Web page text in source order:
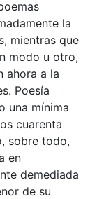
la
mientras que
modo u otro,
ahora a la
Poesía
una mínima
cuarenta
sobre todo,
en
demediada
de su